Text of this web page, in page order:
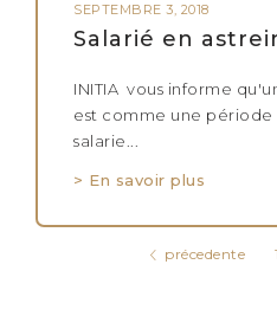
SEPTEMBRE 3, 2018
Salarié en
INITIA vous informe
est comme une
salarie...
> En savoir plus
précedente 1